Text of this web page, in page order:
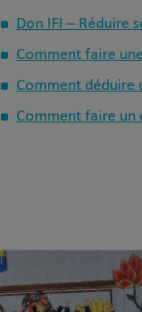
Don IFI – Réduire
Comment faire
Comment déduire
Comment faire un